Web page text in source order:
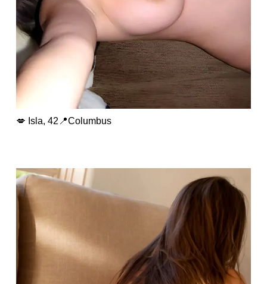
💋 Isla, 42📍Columbus